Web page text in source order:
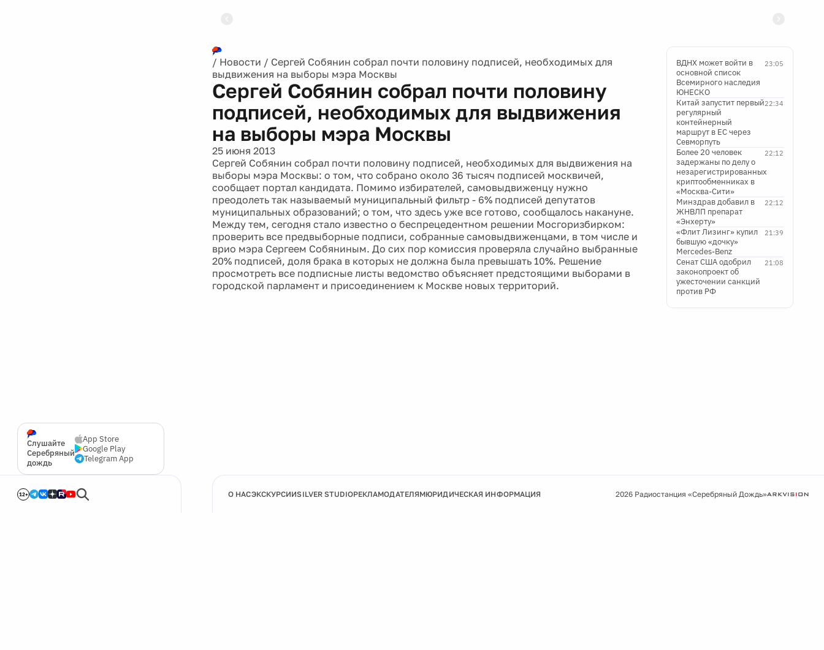
Слушайте
Серебряный
дождь
App Store
Google Play
Telegram App
12+
/ Новости / Сергей Собянин собрал почти половину подписей, необходимых для
выдвижения на выборы мэра Москвы
Сергей Собянин собрал почти половину
подписей, необходимых для выдвижения
на выборы мэра Москвы
25 июня 2013
Сергей Собянин собрал почти половину подписей, необходимых для выдвижения на
выборы мэра Москвы: о том, что собрано около 36 тысяч подписей москвичей,
сообщает портал кандидата. Помимо избирателей, самовыдвиженцу нужно
преодолеть так называемый муниципальный фильтр - 6% подписей депутатов
муниципальных образований; о том, что здесь уже все готово, сообщалось накануне.
Между тем, сегодня стало известно о беспрецедентном решении Мосгоризбирком:
проверить все предвыборные подписи, собранные самовыдвиженцами, в том числе и
врио мэра Сергеем Собяниным. До сих пор комиссия проверяла случайно выбранные
20% подписей, доля брака в которых не должна была превышать 10%. Решение
просмотреть все подписные листы ведомство объясняет предстоящими выборами в
городской парламент и присоединением к Москве новых территорий.
23:05
ВДНХ может войти в
основной список
Всемирного наследия
ЮНЕСКО
22:34
Китай запустит первый
регулярный
контейнерный
маршрут в ЕС через
Севморпуть
22:12
Более 20 человек
задержаны по делу о
незарегистрированных
криптообменниках в
«Москва-Сити»
22:12
Минздрав добавил в
ЖНВЛП препарат
«Энхерту»
21:39
«Флит Лизинг» купил
бывшую «дочку»
Mercedes-Benz
21:08
Сенат США одобрил
законопроект об
ужесточении санкций
против РФ
О НАСЭКСКУРСИИSILVER STUDIOРЕКЛАМОДАТЕЛЯМЮРИДИЧЕСКАЯ ИНФОРМАЦИЯ 2026 Радиостанция «Серебряный Дождь»